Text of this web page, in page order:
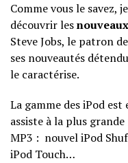
Comme vous le savez,
découvrir les
Steve Jobs, le patron
ses nouveautés
le caractérise.
La gamme des iPod
assiste à la plus
MP3 : nouvel iPod
iPod Touch…